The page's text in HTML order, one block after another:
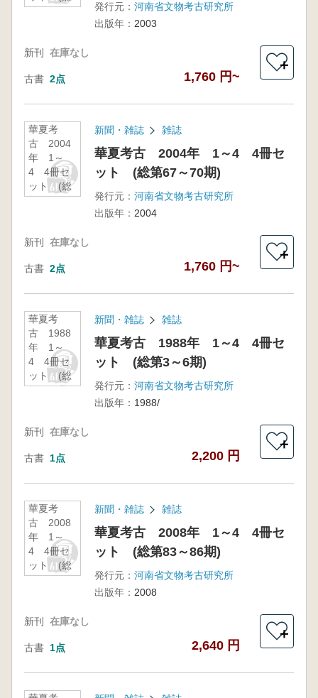
第63～66
発行元： 河南省文物考古研究所
出版年： 2003
新刊 在庫なし
古書 2点 1,760 円~
＋
華夏考
古 2004
年 1～
4 4冊セ
ット (総
第67～70
新聞・雑誌 雑誌
華夏考古 2004年 1～4 4冊セ
ット (総第67～70期)
発行元： 河南省文物考古研究所
出版年： 2004
新刊 在庫なし
古書 2点 1,760 円~
＋
華夏考
古 1988
年 1～
4 4冊セ
ット (総
第3～6期)
新聞・雑誌 雑誌
華夏考古 1988年 1～4 4冊セ
ット (総第3～6期)
発行元： 河南省文物考古研究所
出版年： 1988/
新刊 在庫なし
古書 1点 2,200 円
＋
華夏考
古 2008
年 1～
4 4冊セ
ット (総
第83～86
新聞・雑誌 雑誌
華夏考古 2008年 1～4 4冊セ
ット (総第83～86期)
発行元： 河南省文物考古研究所
出版年： 2008
新刊 在庫なし
古書 1点 2,640 円
＋